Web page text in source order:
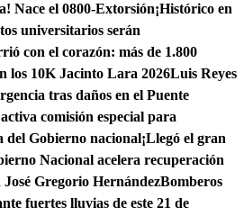
Nace el 0800-Extorsión¡Histórico en
universitarios serán
con el corazón: más de 1.800
los 10K Jacinto Lara 2026Luis Reyes
tras daños en el Puente
comisión especial para
Gobierno nacional¡Llegó el gran
Nacional acelera recuperación
Gregorio HernándezBomberos
fuertes lluvias de este 21 de